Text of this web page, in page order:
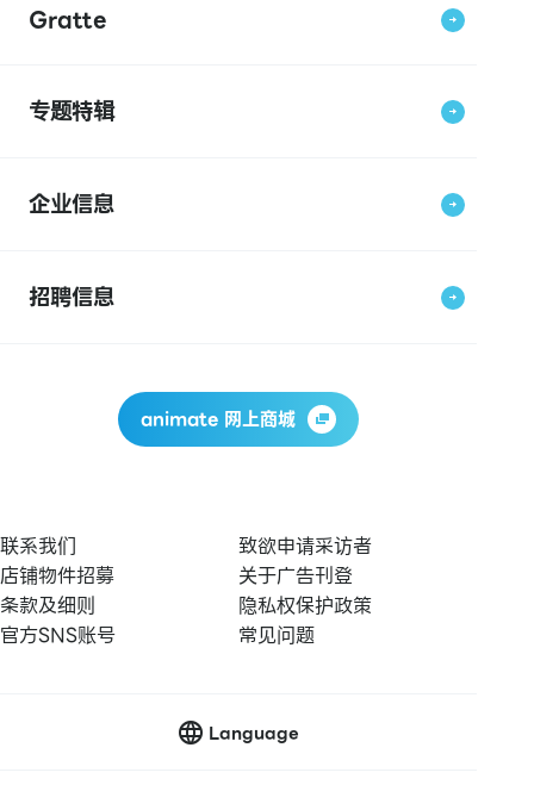
Gratte
专题特辑
企业信息
招聘信息
animate 网上商城
联系我们
致欲申请采访者
店铺物件招募
关于广告刊登
条款及细则
隐私权保护政策
官方SNS账号
常见问题
Language